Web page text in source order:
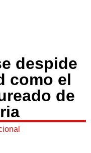
despide
como el
de